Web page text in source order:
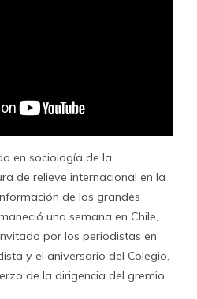
en sociología de la
de relieve internacional en la
de los grandes
una semana en Chile,
por los periodistas en
y el aniversario del Colegio,
de la dirigencia del gremio.